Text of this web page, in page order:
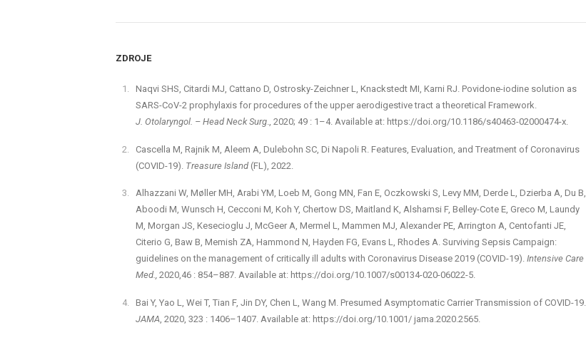
ZDROJE
Naqvi SHS, Citardi MJ, Cattano D, Ostrosky-Zeichner L, Knackstedt MI, Karni RJ. Povidone-iodine solution as
SARS-CoV-2 prophylaxis for procedures of the upper aerodigestive tract a theoretical Framework.
J. Otolaryngol. –⁠ Head Neck Surg., 2020; 49 : 1–4. Available at: https://doi.org/10.1186/s40463-02000474-x.
Cascella M, Rajnik M, Aleem A, Dulebohn SC, Di Napoli R. Features, Evaluation, and Treatment of Coronavirus
(COVID-19). Treasure Island (FL), 2022.
Alhazzani W, Møller MH, Arabi YM, Loeb M, Gong MN, Fan E, Oczkowski S, Levy MM, Derde L, Dzierba A, Du B,
Aboodi M, Wunsch H, Cecconi M, Koh Y, Chertow DS, Maitland K, Alshamsi F, Belley-Cote E, Greco M, Laundy
M, Morgan JS, Kesecioglu J, McGeer A, Mermel L, Mammen MJ, Alexander PE, Arrington A, Centofanti JE,
Citerio G, Baw B, Memish ZA, Hammond N, Hayden FG, Evans L, Rhodes A. Surviving Sepsis Campaign:
guidelines on the management of critically ill adults with Coronavirus Disease 2019 (COVID-19). Intensive Care
Med., 2020,46 : 854–887. Available at: https://doi.org/10.1007/s00134-020-06022-5.
Bai Y, Yao L, Wei T, Tian F, Jin DY, Chen L, Wang M. Presumed Asymptomatic Carrier Transmission of COVID-19.
JAMA , 2020, 323 : 1406–1407. Available at: https://doi.org/10.1001/ jama.2020.2565.